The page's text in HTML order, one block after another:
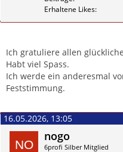
Erhaltene Likes
Ich gratuliere allen
Habt viel Spass.
Ich werde ein anderesmal
Feststimmung.
16.05.2026, 13:05
nogo
6profi Silber Mitglied